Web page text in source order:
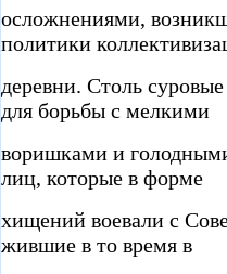
осложнениями,
политики
деревни. Столь
для борьбы с мелкими
воришками и
лиц, которые в форме
хищений воевали с
жившие в то время в